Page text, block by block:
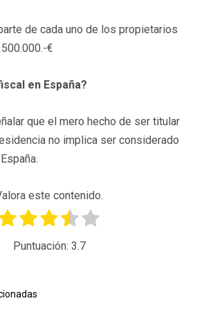
de cada uno de los propietarios
€
en España?
que el mero hecho de ser titular
no implica ser considerado
este contenido.
Puntuación: 3.7